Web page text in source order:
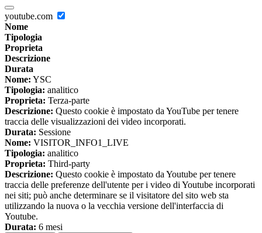
youtube.com
Nome
Tipologia
Proprieta
Descrizione
Durata
Nome: YSC
Tipologia: analitico
Proprieta: Terza-parte
Descrizione: Questo cookie è impostato da YouTube per tenere
traccia delle visualizzazioni dei video incorporati.
Durata: Sessione
Nome: VISITOR_INFO1_LIVE
Tipologia: analitico
Proprieta: Third-party
Descrizione: Questo cookie è impostato da Youtube per tenere
traccia delle preferenze dell'utente per i video di Youtube incorporati
nei siti; può anche determinare se il visitatore del sito web sta
utilizzando la nuova o la vecchia versione dell'interfaccia di
Youtube.
Durata: 6 mesi